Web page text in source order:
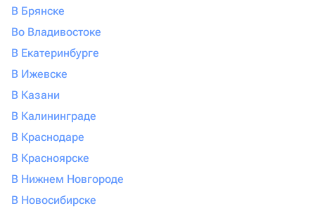
В Брянске
Во Владивостоке
В Екатеринбурге
В Ижевске
В Казани
В Калининграде
В Краснодаре
В Красноярске
В Нижнем Новгороде
В Новосибирске